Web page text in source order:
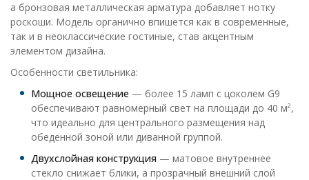
а бронзовая металлическая арматура добавляет нотку
роскоши. Модель органично впишется как в современные,
так и в неоклассические гостиные, став акцентным
элементом дизайна.
Особенности светильника:
Мощное освещение — более 15 ламп с цоколем G9
обеспечивают равномерный свет на площади до 40 м²,
что идеально для центрального размещения над
обеденной зоной или диванной группой.
Двухслойная конструкция — матовое внутреннее
стекло снижает блики, а прозрачный внешний слой